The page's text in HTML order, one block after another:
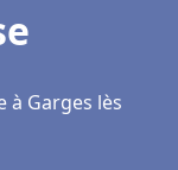
Garges lès